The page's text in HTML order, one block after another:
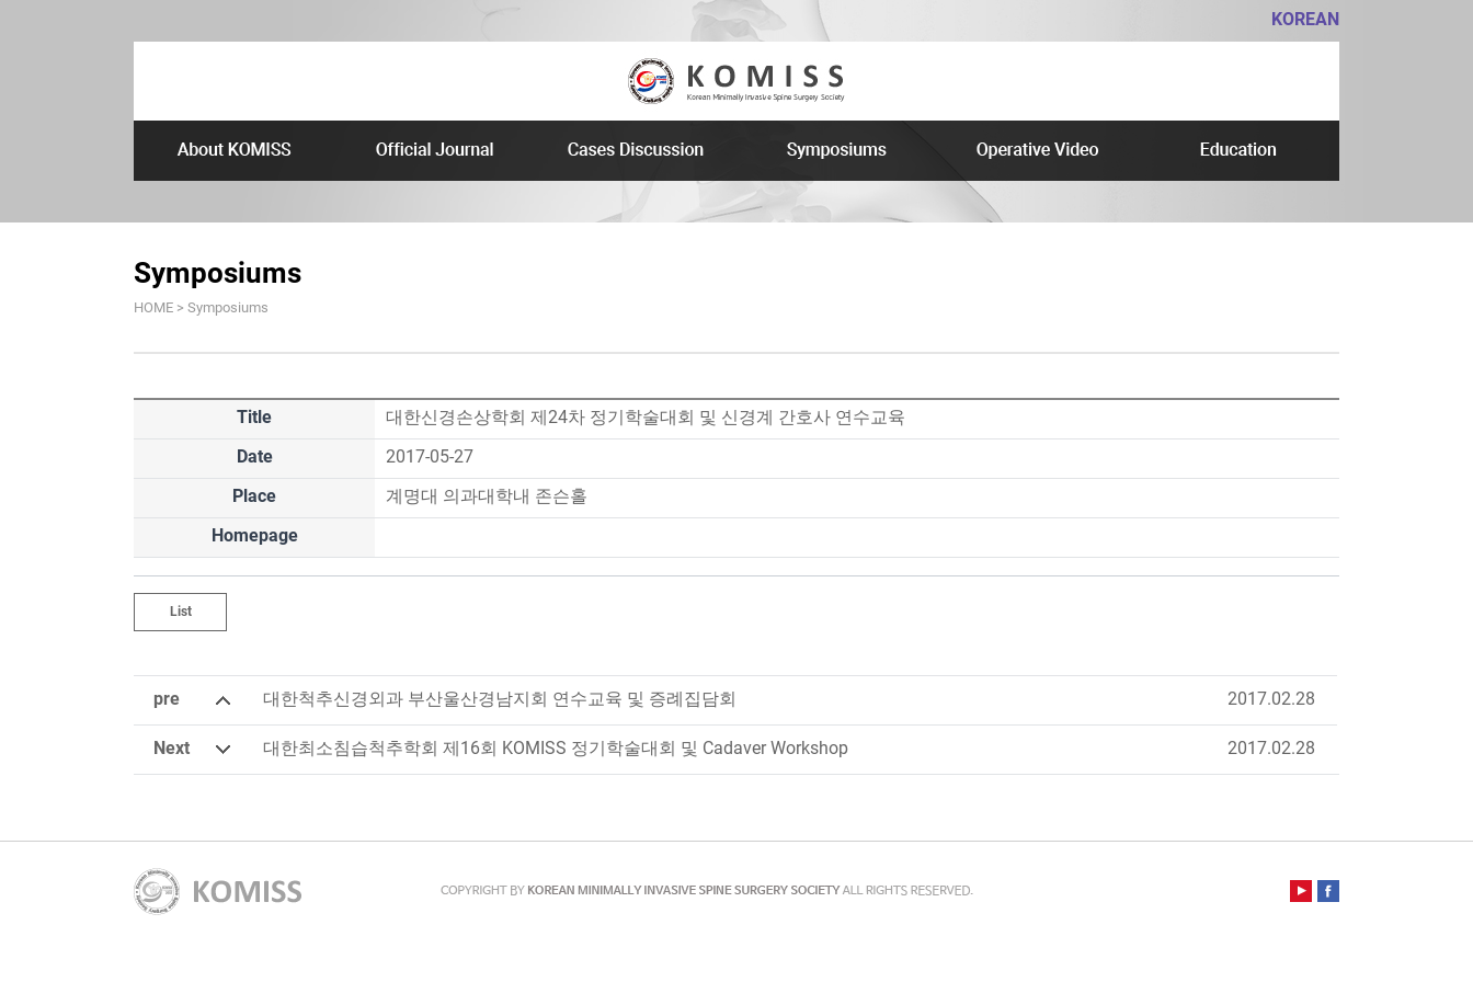
KOREAN
Symposiums
HOME > Symposiums
Title
대한신경손상학회 제24차 정기학술대회 및 신경계 간호사 연수교육
Date
2017-05-27
Place
계명대 의과대학내 존슨홀
Homepage
List
pre 대한척추신경외과 부산울산경남지회 연수교육 및 증례집담회 2017.02.28
Next 대한최소침습척추학회 제16회 KOMISS 정기학술대회 및 Cadaver Workshop 2017.02.28